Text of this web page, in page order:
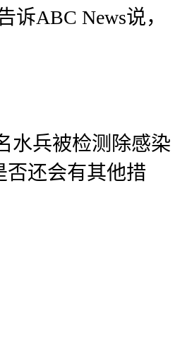
ABC News说，
水兵被检测除感染
否还会有其他措